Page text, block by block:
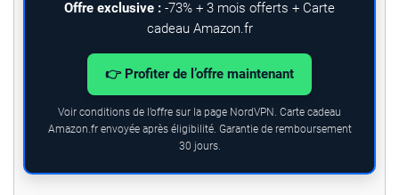
Offre exclusive : -73% + 3 mois offerts + Carte
cadeau Amazon.fr
👉 Profiter de l’offre maintenant
Voir conditions de l’offre sur la page NordVPN. Carte cadeau
Amazon.fr envoyée après éligibilité. Garantie de remboursement
30 jours.